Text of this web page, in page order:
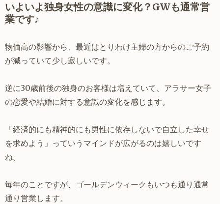
いよいよ独身女性の意識に変化？GWも通常営
業です♪
物価高の影響から、最近はとりわけ主婦の方からのご予約
が減っていて少し寂しいです。
逆に30歳前後の独身のお客様は増えていて、アラサー女子
の恋愛や結婚に対する意識の変化を感じます。
「経済的にも精神的にも男性に依存しないで自立した幸せ
を求めよう」っていうマインドが広がるのは嬉しいです
ね。
毎年のことですが、ゴールデンウィークもいつも通り通常
通り営業します。